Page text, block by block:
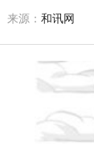
来源： 和讯网